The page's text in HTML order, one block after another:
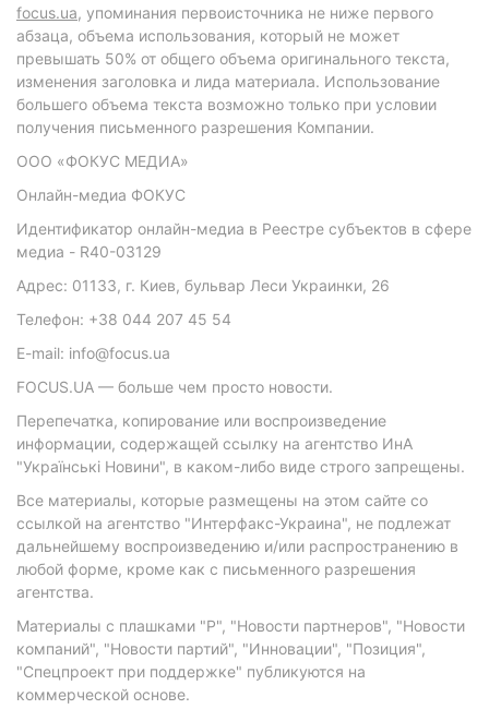
focus.ua, упоминания первоисточника не ниже первого
абзаца, объема использования, который не может
превышать 50% от общего объема оригинального текста,
изменения заголовка и лида материала. Использование
большего объема текста возможно только при условии
получения письменного разрешения Компании.
ООО «ФОКУС МЕДИА»
Онлайн-медиа ФОКУС
Идентификатор онлайн-медиа в Реестре субъектов в сфере
медиа - R40-03129
Адрес: 01133, г. Киев, бульвар Леси Украинки, 26
Телефон: +38 044 207 45 54
E-mail: info@focus.ua
FOCUS.UA — больше чем просто новости.
Перепечатка, копирование или воспроизведение
информации, содержащей ссылку на агентство ИнА
"Українські Новини", в каком-либо виде строго запрещены.
Все материалы, которые размещены на этом сайте со
ссылкой на агентство "Интерфакс-Украина", не подлежат
дальнейшему воспроизведению и/или распространению в
любой форме, кроме как с письменного разрешения
агентства.
Материалы с плашками "Р", "Новости партнеров", "Новости
компаний", "Новости партий", "Инновации", "Позиция",
"Спецпроект при поддержке" публикуются на
коммерческой основе.